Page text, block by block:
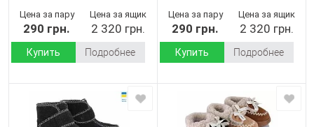
Цена за пару
290 грн.
Цена за ящик
2 320 грн.
Купить Подробнее
Цена за пару
290 грн.
Цена за ящик
2 320 грн.
Купить Подробнее